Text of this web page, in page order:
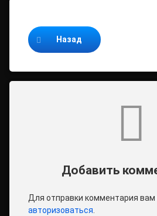
Назад
Добавить
Для отправки комментария
авторизоваться